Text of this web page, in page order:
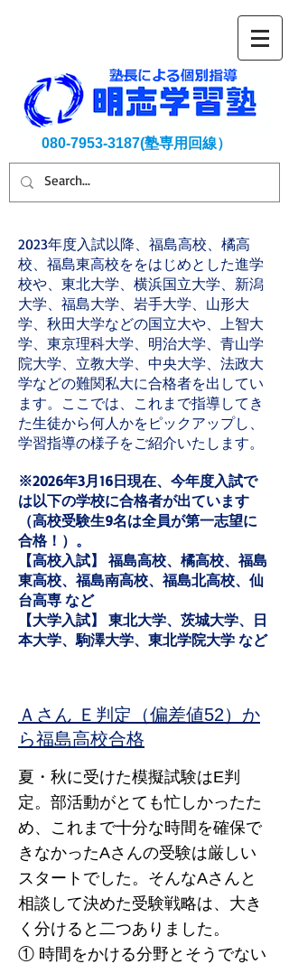
080-7953-3187(塾専用回線）
2023年度入試以降、福島高校、橘高
校、福島東高校ををはじめとした進学
校や、東北大学、横浜国立大学、新潟
大学、福島大学、岩手大学、山形大
学、秋田大学などの国立大や、上智大
学、東京理科大学、明治大学、青山学
院大学、立教大学、中央大学、法政大
学などの難関私大に合格者を出してい
ます。ここでは、これまで指導してき
た生徒から何人かをピックアップし、
学習指導の様子をご紹介いたします。
※2026年3月16日現在、今年度入試で
は以下の学校に合格者が出ています
（高校受験生9名は全員が第一志望に
合格！）。
【高校入試】 福島高校、橘高校、福島
東高校、福島南高校、福島北高校、仙
台高専 など
【大学入試】 東北大学、茨城大学、日
本大学、駒澤大学、東北学院大学 など
Ａさん Ｅ判定（偏差値52） か
ら福島高校合格
夏・秋に受けた模擬試験はE判
定。部活動がとても忙しかったた
め、これまで十分な時間を確保で
きなかったAさんの受験は厳しい
スタートでした。 そんなAさんと
相談して決めた受験戦略は、大き
く分けると二つありました。
① 時間をかける分野とそうでない